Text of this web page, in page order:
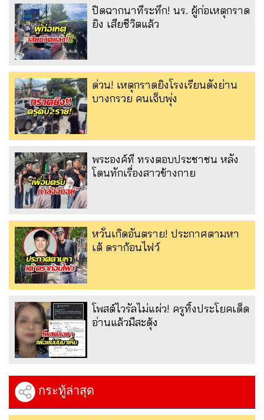
ปิดฉากนาทีระทึก! นร. ผู้ก่อเหตุกราด
ยิง เสียชีวิตแล้ว
ด่วน! เหตุกราดยิงโรงเรียนดังย่าน
บางกรวย คนเจ็บพุ่ง
พระองค์ที ทรงตอบประชาชน หลัง
โดนทักเรื่องสาวข้างกาย
หวั่นเกิดอันตราย! ประกาศตามหา
เต้ ดราก้อนไฟว์
โพสต์ไวรัลไม่แผ่ว! ครูทิ้งประโยคเด็ด
อ่านแล้วมีสะดุ้ง
กระทู้ล่าสุด